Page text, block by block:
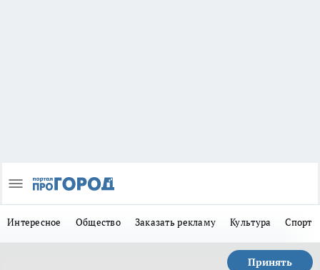
Интересное Общество Заказать рекламу Культура Спорт
Принять